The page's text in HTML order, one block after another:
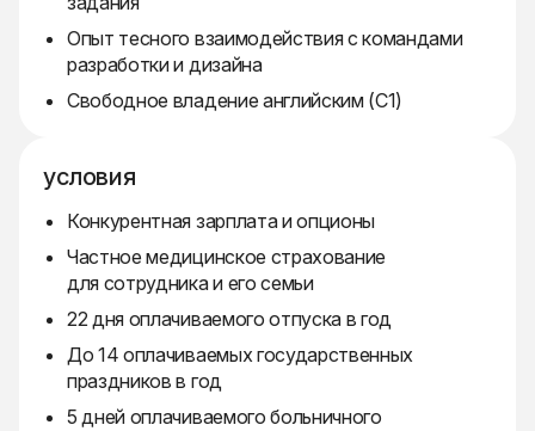
Опыт тесного взаимодействия с командами
разработки и дизайна
Свободное владение английским (C1)
условия
Конкурентная зарплата и опционы
Частное медицинское страхование
для сотрудника и его семьи
22 дня оплачиваемого отпуска в год
До 14 оплачиваемых государственных
праздников в год
5 дней оплачиваемого больничного